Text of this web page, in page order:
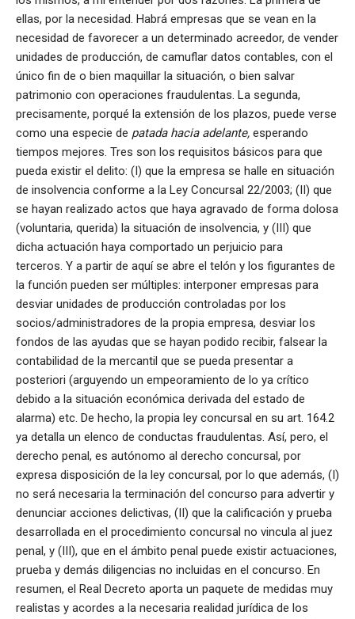
ellas, por la necesidad. Habrá empresas que se vean en la
necesidad de favorecer a un determinado acreedor, de vender
unidades de producción, de camuflar datos contables, con el
único fin de o bien maquillar la situación, o bien salvar
patrimonio con operaciones fraudulentas. La segunda,
precisamente, porqué la extensión de los plazos, puede verse
como una especie de patada hacia adelante, esperando
tiempos mejores. Tres son los requisitos básicos para que
pueda existir el delito: (I) que la empresa se halle en situación
de insolvencia conforme a la Ley Concursal 22/2003; (II) que
se hayan realizado actos que haya agravado de forma dolosa
(voluntaria, querida) la situación de insolvencia, y (III) que
dicha actuación haya comportado un perjuicio para
terceros. Y a partir de aquí se abre el telón y los figurantes de
la función pueden ser múltiples: interponer empresas para
desviar unidades de producción controladas por los
socios/administradores de la propia empresa, desviar los
fondos de las ayudas que se hayan podido recibir, falsear la
contabilidad de la mercantil que se pueda presentar a
posteriori (arguyendo un empeoramiento de lo ya crítico
debido a la situación económica derivada del estado de
alarma) etc. De hecho, la propia ley concursal en su art. 164.2
ya detalla un elenco de conductas fraudulentas. Así, pero, el
derecho penal, es autónomo al derecho concursal, por
expresa disposición de la ley concursal, por lo que además, (I)
no será necesaria la terminación del concurso para advertir y
denunciar acciones delictivas, (II) que la calificación y prueba
desarrollada en el procedimiento concursal no vincula al juez
penal, y (III), que en el ámbito penal puede existir actuaciones,
prueba y demás diligencias no incluidas en el concurso. En
resumen, el Real Decreto aporta un paquete de medidas muy
realistas y acordes a la necesaria realidad jurídica de los